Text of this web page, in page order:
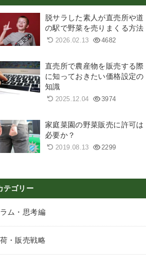
脱サラした素人が直売所や道
の駅で野菜を売りまくる方法
2026.02.13 4682
直売所で農産物を販売する際
に知っておきたい価格設定の
知識
2025.12.04 3974
家庭菜園の野菜販売に許可は
必要か？
2019.08.13 2299
テゴリー
ム・思考編
・販売戦略